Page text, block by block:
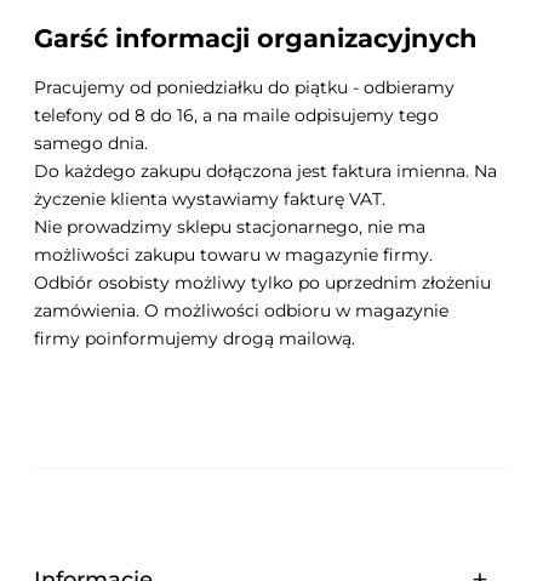
Garść informacji organizacyjnych
Pracujemy od poniedziałku do piątku - odbieramy
telefony od 8 do 16, a na maile odpisujemy tego
samego dnia.
Do każdego zakupu dołączona jest faktura imienna. Na
życzenie klienta wystawiamy fakturę VAT.
Nie prowadzimy sklepu stacjonarnego, nie ma
możliwości zakupu towaru w magazynie firmy.
Odbiór osobisty możliwy tylko po uprzednim złożeniu
zamówienia. O możliwości odbioru w magazynie
firmy poinformujemy drogą mailową.